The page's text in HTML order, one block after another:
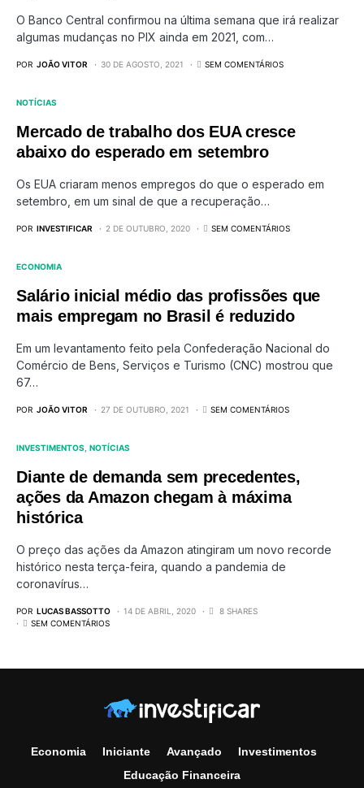
O Banco Central confirmou na última semana que irá realizar
algumas mudanças no PIX ainda em 2021, com…
POR JOÃO VITOR 30 DE AGOSTO, 2021 SEM COMENTÁRIOS
NOTÍCIAS
Mercado de trabalho dos EUA cresce
abaixo do esperado em setembro
Os EUA criaram menos empregos do que o esperado em
setembro, em um sinal de que a recuperação…
POR INVESTIFICAR 2 DE OUTUBRO, 2020 SEM COMENTÁRIOS
ECONOMIA
Salário inicial médio das profissões que
mais empregam no Brasil é reduzido
Em um levantamento feito pela Confederação Nacional do
Comércio de Bens, Serviços e Turismo (CNC) mostrou que
67…
POR JOÃO VITOR 27 DE OUTUBRO, 2021 SEM COMENTÁRIOS
INVESTIMENTOS NOTÍCIAS
Diante de demanda sem precedentes,
ações da Amazon chegam à máxima
histórica
O preço das ações da Amazon atingiram um novo recorde
histórico nesta terça-feira, quando a pandemia de
coronavírus…
POR LUCAS BASSOTTO 14 DE ABRIL, 2020
8 SHARES
SEM COMENTÁRIOS
Economia Iniciante Avançado
Investimentos
Educação Financeira